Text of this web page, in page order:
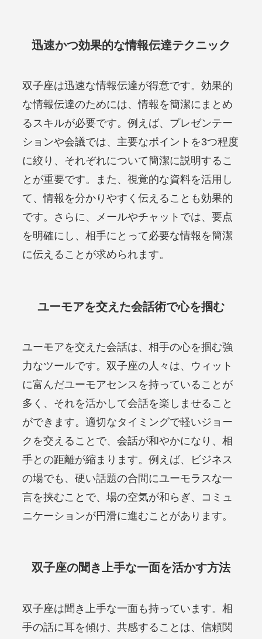
迅速かつ効果的な情報伝達テクニック
双子座は迅速な情報伝達が得意です。効果的
な情報伝達のためには、情報を簡潔にまとめ
るスキルが必要です。例えば、プレゼンテー
ションや会議では、主要なポイントを3つ程度
に絞り、それぞれについて簡潔に説明するこ
とが重要です。また、視覚的な資料を活用し
て、情報を分かりやすく伝えることも効果的
です。さらに、メールやチャットでは、要点
を明確にし、相手にとって必要な情報を簡潔
に伝えることが求められます。
ユーモアを交えた会話術で心を掴む
ユーモアを交えた会話は、相手の心を掴む強
力なツールです。双子座の人々は、ウィット
に富んだユーモアセンスを持っていることが
多く、それを活かして会話を楽しませること
ができます。適切なタイミングで軽いジョー
クを交えることで、会話が和やかになり、相
手との距離が縮まります。例えば、ビジネス
の場でも、硬い話題の合間にユーモラスな一
言を挟むことで、場の空気が和らぎ、コミュ
ニケーションが円滑に進むことがあります。
双子座の聞き上手な一面を活かす方法
双子座は聞き上手な一面も持っています。相
手の話に耳を傾け、共感することは、信頼関